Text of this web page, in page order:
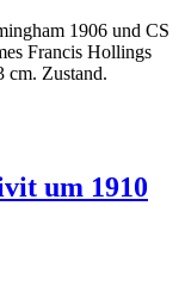
1906 und CS
Francis Hollings
cm. Zustand.
um 1910